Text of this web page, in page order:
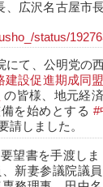
、広沢名古屋市
status/
て、公明党の
建設促進期成同
の皆様、地元経
を始めとする #
請しました。
望書を手渡し
新妻参議院議